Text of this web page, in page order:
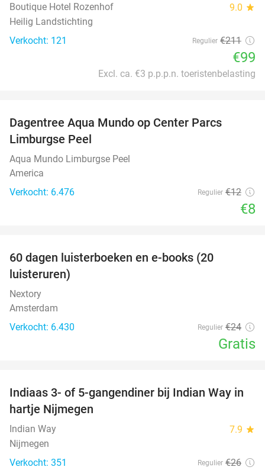
Boutique Hotel Rozenhof 9.0 star
Heilig Landstichting
Verkocht: 121
Regulier €211
€99
Excl. ca. €3 p.p.p.n. toeristenbelasting
Dagentree Aqua Mundo op Center Parcs
Limburgse Peel
Aqua Mundo Limburgse Peel
America
Verkocht: 6.476
Regulier €12
€8
60 dagen luisterboeken en e-books (20
luisteruren)
Nextory
Amsterdam
Verkocht: 6.430
Regulier €24
Gratis
35%
Indiaas 3- of 5-gangendiner bij Indian Way in
hartje Nijmegen
Indian Way 7.9 star
Nijmegen
Verkocht: 351
Regulier €26